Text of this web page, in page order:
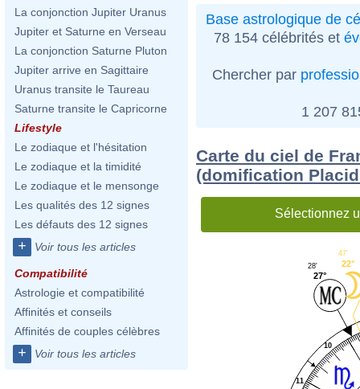
La conjonction Jupiter Uranus
Jupiter et Saturne en Verseau
La conjonction Saturne Pluton
Jupiter arrive en Sagittaire
Uranus transite le Taureau
Saturne transite le Capricorne
Lifestyle
Le zodiaque et l'hésitation
Le zodiaque et la timidité
Le zodiaque et le mensonge
Les qualités des 12 signes
Les défauts des 12 signes
+ Voir tous les articles
Compatibilité
Astrologie et compatibilité
Affinités et conseils
Affinités de couples célèbres
+ Voir tous les articles
Base astrologique de
78 154 célébrités et
Chercher par
1 207
Carte du ciel de
(domification
Sélectionnez
10
11
22°
47'
27°
28'